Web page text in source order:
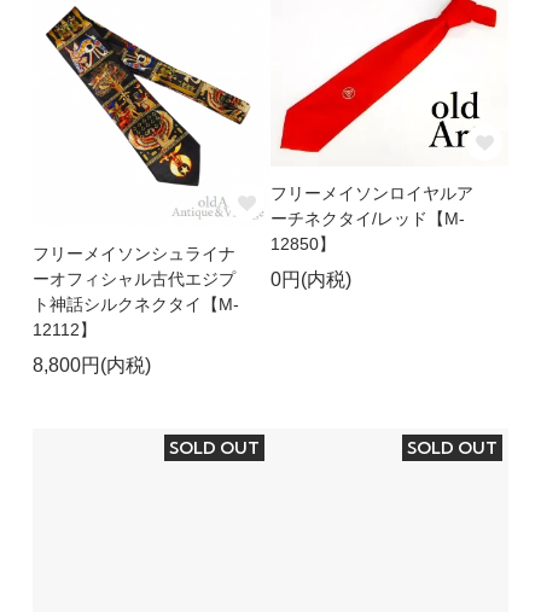
フリーメイソンシュライナ
ーオフィシャル古代エジプ
ト神話シルクネクタイ【M-
12112】
8,800円(内税)
フリーメイソンロイヤルア
ーチネクタイ/レッド【M-
12850】
0円(内税)
SOLD OUT SOLD OUT